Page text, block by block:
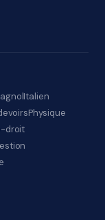
Italien
Physique
droit